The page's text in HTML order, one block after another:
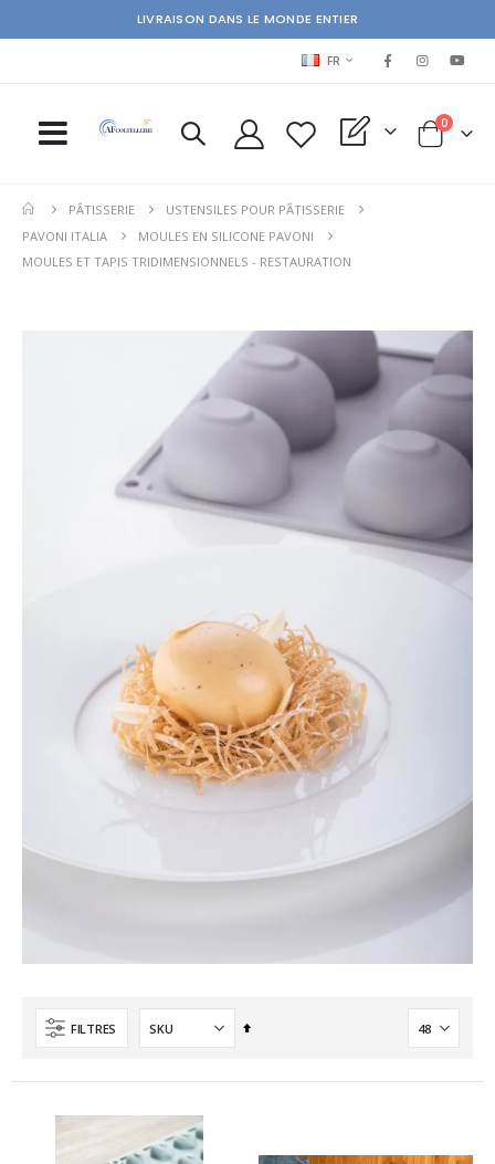
LIVRAISON DANS LE MONDE ENTIER
LANGUAGE
FR
My Quote Cart
0items
PÂTISSERIE
USTENSILES POUR PÂTISSERIE
PAVONI ITALIA
MOULES EN SILICONE PAVONI
MOULES ET TAPIS TRIDIMENSIONNELS - RESTAURATION
FILTRES
Ordre